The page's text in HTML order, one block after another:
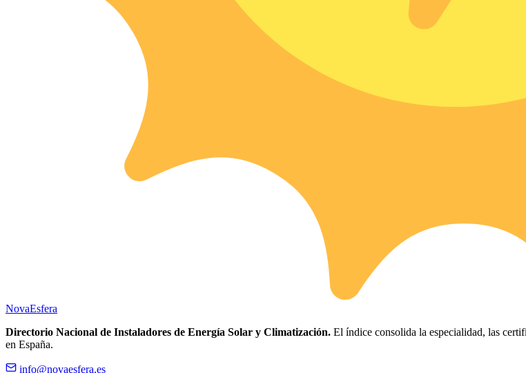
NovaEsfera
Directorio Nacional de Instaladores de Energía Solar y Climatización. El índice consolida la especialidad, las
en España.
info@novaesfera.es